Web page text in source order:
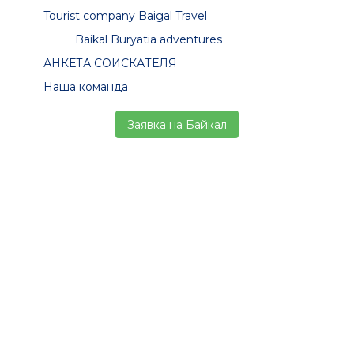
Tourist company Baigal Travel
Baikal Buryatia adventures
АНКЕТА СОИСКАТЕЛЯ
Наша команда
Заявка на Байкал